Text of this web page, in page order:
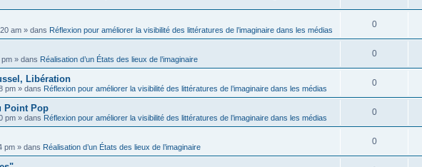
am » dans Réflexion pour améliorer la visibilité des littératures de l’imaginaire dans les médias
0
» dans Réalisation d’un États des lieux de l’imaginaire
0
Libération
pm » dans Réflexion pour améliorer la visibilité des littératures de l’imaginaire dans les médias
0
Point Pop
pm » dans Réflexion pour améliorer la visibilité des littératures de l’imaginaire dans les médias
0
pm » dans Réalisation d’un États des lieux de l’imaginaire
0